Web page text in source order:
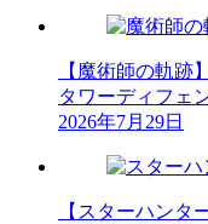
【魔術師の軌跡
タワーディフェ
2026年7月29日
【スターハンタ